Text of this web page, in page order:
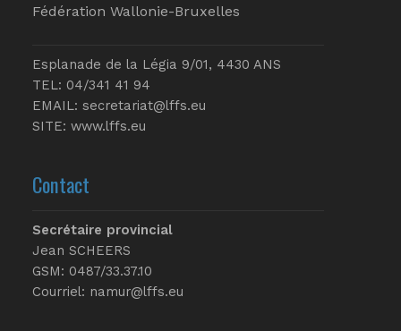
Fédération Wallonie-Bruxelles
Esplanade de la Légia 9/01, 4430 ANS
TEL: 04/341 41 94
EMAIL: secretariat@lffs.eu
SITE: www.lffs.eu
Contact
Secrétaire provincial
Jean SCHEERS
GSM: 0487/33.37.10
Courriel: namur@lffs.eu